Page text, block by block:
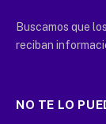
Buscamos que
reciban
NO TE LO